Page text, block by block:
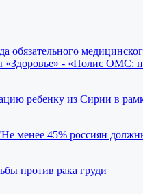
обязательного
«Здоровье» - «Полис ОМС:
ребенку из Сирии в
менее 45% россиян
против рака груди